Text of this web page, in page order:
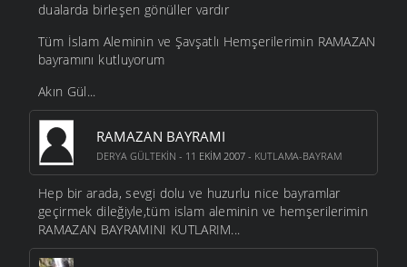
dualarda birleşen gönüller vardır
Tüm İslam Aleminin ve Şavşatlı Hemşerilerimin RAMAZAN
bayramını kutluyorum
Akın Gül...
RAMAZAN BAYRAMI
DERYA GÜLTEKIN - 11 EKIM 2007 - KUTLAMA-BAYRAM
Hep bir arada, sevgi dolu ve huzurlu nice bayramlar
geçirmek dileğiyle,tüm islam aleminin ve hemşerilerimin
RAMAZAN BAYRAMINI KUTLARIM...